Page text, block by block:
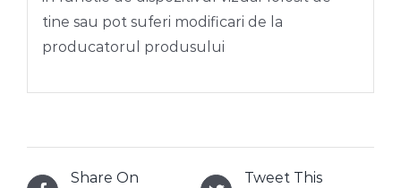
tine sau pot suferi modificari de la
producatorul produsului
Share On
Tweet This